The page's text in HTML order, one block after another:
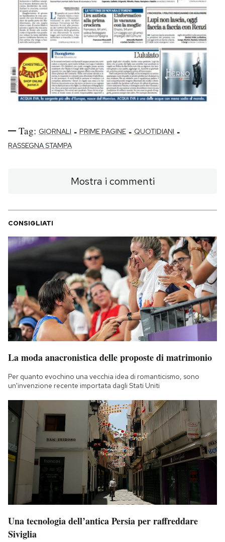
Tag: GIORNALI - PRIME PAGINE - QUOTIDIANI -
RASSEGNA STAMPA
Mostra i commenti
CONSIGLIATI
La moda anacronistica delle proposte di matrimonio
Per quanto evochino una vecchia idea di romanticismo, sono
un'invenzione recente importata dagli Stati Uniti
Una tecnologia dell’antica Persia per raffreddare
Siviglia